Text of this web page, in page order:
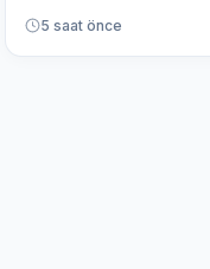
bütüncül bir anlayışla
planlıyoruz"
5 saat önce